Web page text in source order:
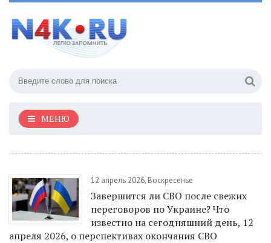
МЕНЮ
12 апрель 2026, Воскресенье
Завершится ли СВО после свежих
переговоров по Украине? Что
известно на сегодняшний день, 12
апреля 2026, о перспективах окончания СВО